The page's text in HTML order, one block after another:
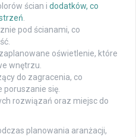
ścian i dodatków, co
.
pod ścianami, co
oświetlenie, które
wnętrzu.
do zagracenia, co
poruszanie się.
rozwiązań oraz miejsc do
planowania aranżacji,